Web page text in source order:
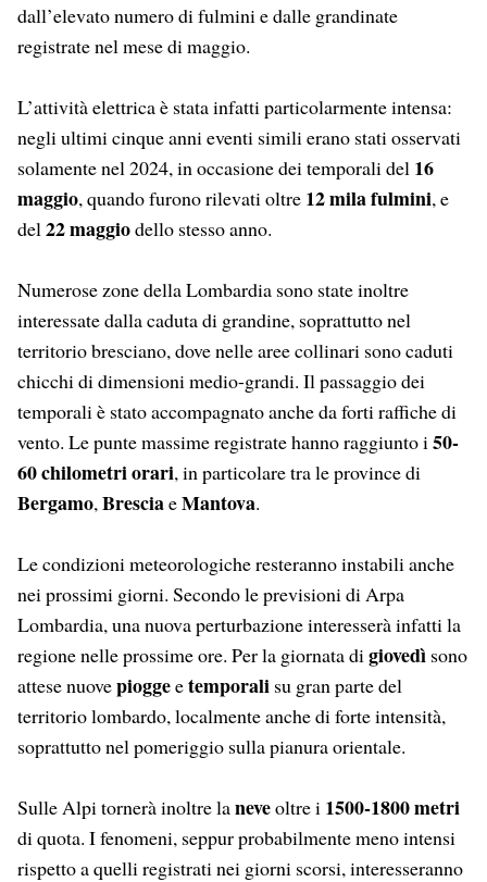
dall’elevato numero di fulmini e dalle grandinate
registrate nel mese di maggio.
L’attività elettrica è stata infatti particolarmente intensa:
negli ultimi cinque anni eventi simili erano stati osservati
solamente nel 2024, in occasione dei temporali del 16
maggio, quando furono rilevati oltre 12 mila fulmini, e
del 22 maggiodello stesso anno.
Numerose zone della Lombardia sono state inoltre
interessate dalla caduta di grandine, soprattutto nel
territorio bresciano, dove nelle aree collinari sono caduti
chicchi di dimensioni medio-grandi. Il passaggio dei
temporali è stato accompagnato anche da forti raffiche di
vento. Le punte massime registrate hanno raggiunto i 50-
60 chilometri orari, in particolare tra le province di
Bergamo, BresciaeMantova.
Le condizioni meteorologiche resteranno instabili anche
nei prossimi giorni. Secondo le previsioni di Arpa
Lombardia, una nuova perturbazione interesserà infatti la
regione nelle prossime ore. Per la giornata di giovedì sono
attese nuovepioggeetemporali su gran parte del
territorio lombardo, localmente anche di forte intensità,
soprattutto nel pomeriggio sulla pianura orientale.
Sulle Alpi tornerà inoltre laneveoltre i 1500-1800 metri
di quota. I fenomeni, seppur probabilmente meno intensi
rispetto a quelli registrati nei giorni scorsi, interesseranno